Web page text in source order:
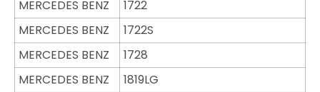
MERCEDES BENZ
1722
MERCEDES BENZ
1722S
MERCEDES BENZ
1728
MERCEDES BENZ
1819LG